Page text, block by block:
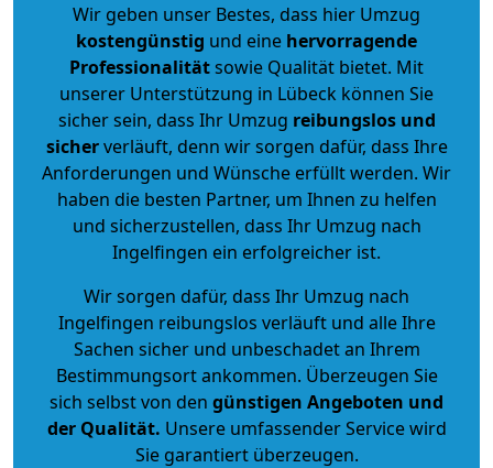
Wir geben unser Bestes, dass hier Umzug
kostengünstig und eine hervorragende
Professionalitätsowie Qualität bietet. Mit
unserer Unterstützung in Lübeck können Sie
sicher sein, dass Ihr Umzug reibungslos und
sicherverläuft, denn wir sorgen dafür, dass Ihre
Anforderungen und Wünsche erfüllt werden. Wir
haben die besten Partner, um Ihnen zu helfen
und sicherzustellen, dass Ihr Umzug nach
Ingelfingen ein erfolgreicher ist.
Wir sorgen dafür, dass Ihr Umzug nach
Ingelfingen reibungslos verläuft und alle Ihre
Sachen sicher und unbeschadet an Ihrem
Bestimmungsort ankommen. Überzeugen Sie
sich selbst von den günstigen Angeboten und
der Qualität. Unsere umfassender Service wird
Sie garantiert überzeugen.